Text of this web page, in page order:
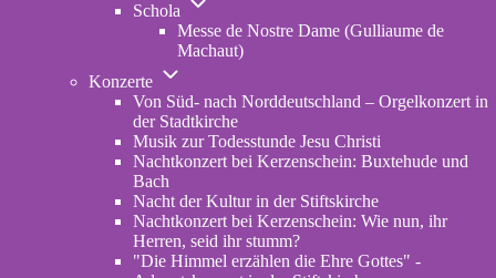
Schola
Schola
Messe de Nostre Dame (Gulliaume de
Machaut)
Konzerte
Unternavigation
Konzerte
Von Süd- nach Norddeutschland – Orgelkonzert in
der Stadtkirche
Musik zur Todesstunde Jesu Christi
Nachtkonzert bei Kerzenschein: Buxtehude und
Bach
Nacht der Kultur in der Stiftskirche
Nachtkonzert bei Kerzenschein: Wie nun, ihr
Herren, seid ihr stumm?
"Die Himmel erzählen die Ehre Gottes" -